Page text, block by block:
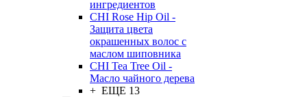
ингредиентов
CHI Rose Hip Oil -
Защита цвета
окрашенных волос с
маслом шиповника
CHI Tea Tree Oil -
Масло чайного дерева
+ ЕЩЕ 13